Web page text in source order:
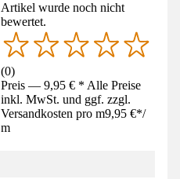
Artikel wurde noch nicht
bewertet.
(0)
Preis — 9,95 € * Alle Preise
inkl. MwSt. und ggf. zzgl.
Versandkosten pro m9,95 €*/
m